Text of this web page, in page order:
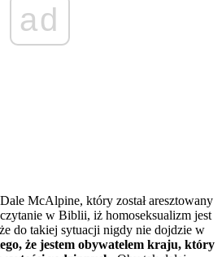
ad
McAlpine, który został aresztowany
w Biblii, iż homoseksualizm jest
do takiej sytuacji nigdy nie dojdzie w
że jestem obywatelem kraju, który